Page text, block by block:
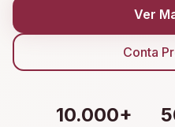
Ver
Conta
10.000+